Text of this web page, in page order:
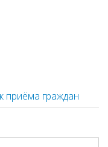
приёма граждан